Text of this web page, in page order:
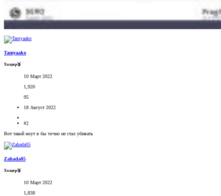
Tamyaako
Холдер🥉
10 Март 2022
1,920
95
18 Август 2022
#2
Вот такой ноут я бы точно не стал убивать
Zahada05
Холдер🥉
10 Март 2022
1,838